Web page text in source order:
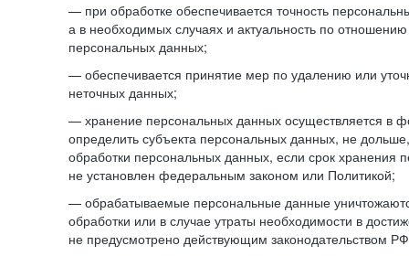
— при обработке обеспечивается точность
а в необходимых случаях и актуальность по
персональных данных;
— обеспечивается принятие мер по удалению или
неточных данных;
— хранение персональных данных осуществляется в
определить субъекта персональных данных, не
обработки персональных данных, если срок хранения
не установлен федеральным законом или Политикой;
— обрабатываемые персональные данные
обработки или в случае утраты необходимости в
не предусмотрено действующим законодательством